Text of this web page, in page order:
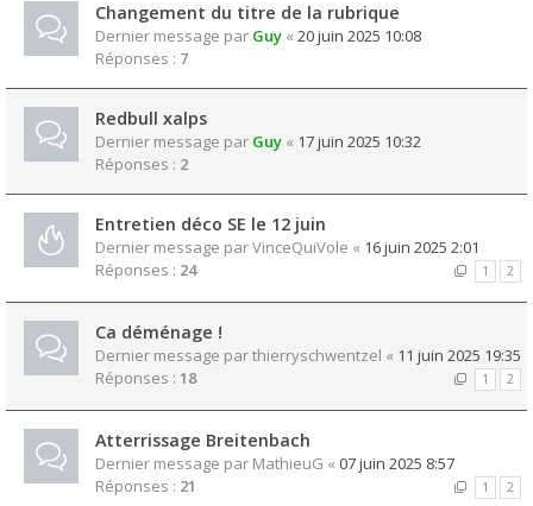
Changement du titre de la rubrique
Dernier message par Guy « 20 juin 2025 10:08
Réponses : 7
Redbull xalps
Dernier message par Guy « 17 juin 2025 10:32
Réponses : 2
Entretien déco SE le 12 juin
Dernier message parVinceQuiVole « 16 juin 2025 2:01
Réponses : 24 1 2
Ca déménage !
Dernier message parthierryschwentzel « 11 juin 2025 19:35
Réponses : 18 1 2
Atterrissage Breitenbach
Dernier message par MathieuG « 07 juin 2025 8:57
Réponses : 21 1 2